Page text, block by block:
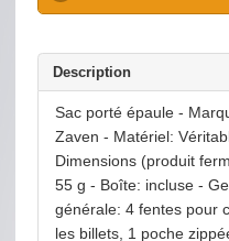
Descriptionclick to
Sac porté épaule -
Zaven - Matériel:
Dimensions (produit
55 g - Boîte: incluse -
générale: 4 fentes pour
les billets, 1 poche